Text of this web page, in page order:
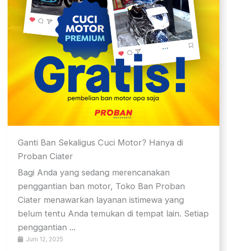
Ganti Ban Sekaligus Cuci Motor? Hanya di
Proban Ciater
Juni 12, 2025
Bagi Anda yang sedang merencanakan
penggantian ban motor, Toko Ban Proban
Ciater menawarkan layanan istimewa yang
belum tentu Anda temukan di tempat lain. Setiap
penggantian ...